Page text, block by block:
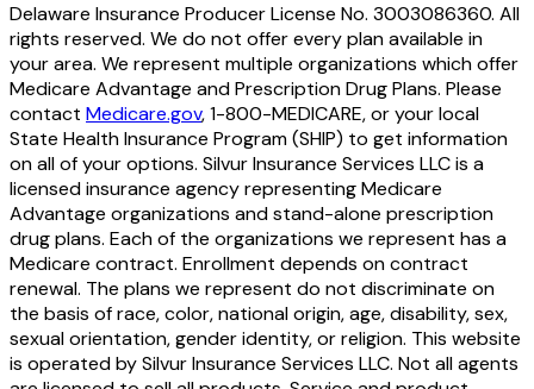
Delaware Insurance Producer License No. 3003086360. All
rights reserved. We do not offer every plan available in
your area. We represent multiple organizations which offer
Medicare Advantage and Prescription Drug Plans. Please
contact Medicare.gov, 1-800-MEDICARE, or your local
State Health Insurance Program (SHIP) to get information
on all of your options. Silvur Insurance Services LLC is a
licensed insurance agency representing Medicare
Advantage organizations and stand-alone prescription
drug plans. Each of the organizations we represent has a
Medicare contract. Enrollment depends on contract
renewal. The plans we represent do not discriminate on
the basis of race, color, national origin, age, disability, sex,
sexual orientation, gender identity, or religion. This website
is operated by Silvur Insurance Services LLC. Not all agents